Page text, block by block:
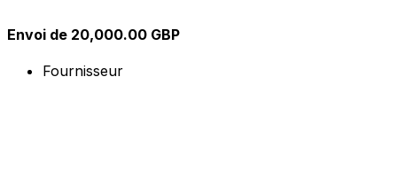
Envoi de 20,000.00 GBP
Fournisseur